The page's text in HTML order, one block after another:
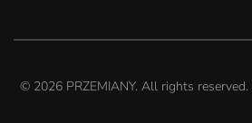
© 2026PRZEMIANY. All rights